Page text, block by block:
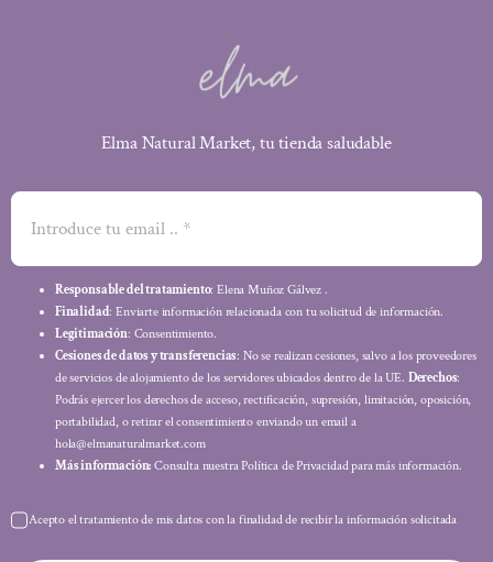
Elma Natural Market, tu tienda saludable
Responsable del tratamiento: Elena Muñoz Gálvez .
Finalidad: Enviarte información relacionada con tu solicitud de información.
Legitimación: Consentimiento.
Cesiones de datos y transferencias: No se realizan cesiones, salvo a los proveedores
de servicios de alojamiento de los servidores ubicados dentro de la UE. Derechos:
Podrás ejercer los derechos de acceso, rectificación, supresión, limitación, oposición,
portabilidad, o retirar el consentimiento enviando un email a
hola@elmanaturalmarket.com
Más información: Consulta nuestra Política de Privacidad para más información.
Acepto el tratamiento de mis datos con la finalidad de recibir la información solicitada